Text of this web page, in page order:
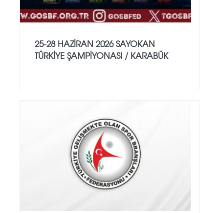
25-28 HAZİRAN 2026 SAYOKAN
TÜRKİYE ŞAMPİYONASI / KARABÜK